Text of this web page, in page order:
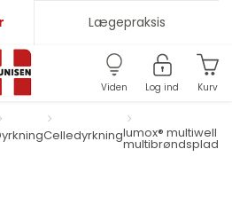
Lægepraksis
Viden Log ind Kurv
Celledyrkninglumox® multiwell
multibrøndsplader